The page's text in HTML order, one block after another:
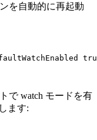
を自動的に再起動
で watch モードを有
ます: